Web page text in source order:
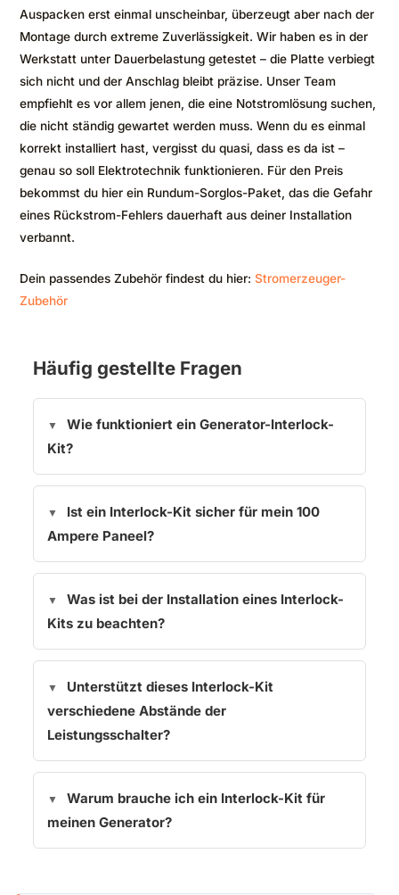
Auspacken erst einmal unscheinbar, überzeugt aber nach der
Montage durch extreme Zuverlässigkeit. Wir haben es in der
Werkstatt unter Dauerbelastung getestet – die Platte verbiegt
sich nicht und der Anschlag bleibt präzise. Unser Team
empfiehlt es vor allem jenen, die eine Notstromlösung suchen,
die nicht ständig gewartet werden muss. Wenn du es einmal
korrekt installiert hast, vergisst du quasi, dass es da ist –
genau so soll Elektrotechnik funktionieren. Für den Preis
bekommst du hier ein Rundum-Sorglos-Paket, das die Gefahr
eines Rückstrom-Fehlers dauerhaft aus deiner Installation
verbannt.
Dein passendes Zubehör findest du hier: Stromerzeuger-
Zubehör
Häufig gestellte Fragen
Wie funktioniert ein Generator-Interlock-
Kit?
Ist ein Interlock-Kit sicher für mein 100
Ampere Paneel?
Was ist bei der Installation eines Interlock-
Kits zu beachten?
Unterstützt dieses Interlock-Kit
verschiedene Abstände der
Leistungsschalter?
Warum brauche ich ein Interlock-Kit für
meinen Generator?